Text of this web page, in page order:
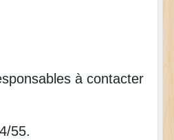
à contacter
55.